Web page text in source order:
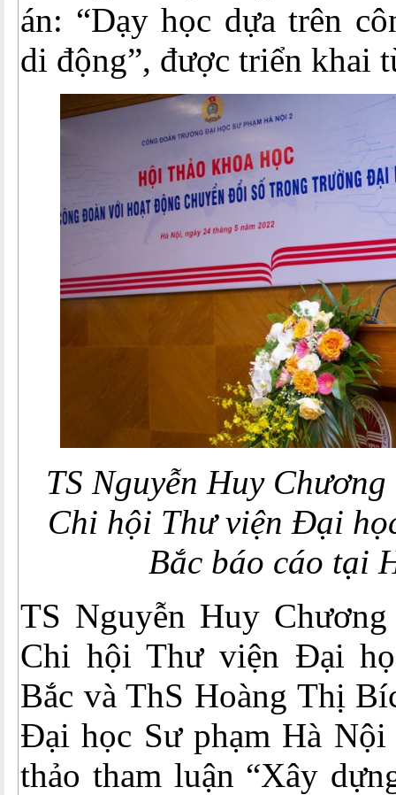
án: “Dạy học dựa trên
di động”, được triển khai
TS Nguyễn Huy
Chi hội Thư viện Đại
Bắc báo cáo tại
TS Nguyễn Huy
Chi hội Thư viện Đại
Bắc và ThS Hoàng Thị
Đại học Sư phạm Hà
thảo tham luận “Xây